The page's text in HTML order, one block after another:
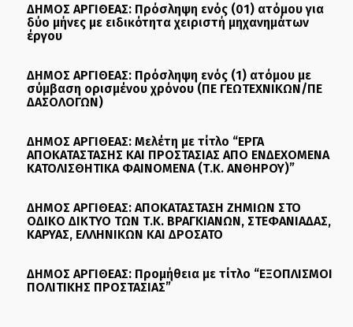
ΔΗΜΟΣ ΑΡΓΙΘΕΑΣ: Πρόσληψη ενός (01) ατόμου για
δύο μήνες με ειδικότητα χειριστή μηχανημάτων
έργου
ΔΗΜΟΣ ΑΡΓΙΘΕΑΣ: Πρόσληψη ενός (1) ατόμου με
σύμβαση ορισμένου χρόνου (ΠΕ ΓΕΩΤΕΧΝΙΚΩΝ/ΠΕ
ΔΑΣΟΛΟΓΩΝ)
ΔΗΜΟΣ ΑΡΓΙΘΕΑΣ: Μελέτη με τίτλο “ΕΡΓΑ
ΑΠΟΚΑΤΑΣΤΑΣΗΣ ΚΑΙ ΠΡΟΣΤΑΣΙΑΣ ΑΠΟ ΕΝΔΕΧΟΜΕΝΑ
ΚΑΤΟΛΙΣΘΗΤΙΚΑ ΦΑΙΝΟΜΕΝΑ (Τ.Κ. ΑΝΘΗΡΟΥ)”
ΔΗΜΟΣ ΑΡΓΙΘΕΑΣ: ΑΠΟΚΑΤΑΣΤΑΣΗ ΖΗΜΙΩΝ ΣΤΟ
ΟΔΙΚΟ ΔΙΚΤΥΟ ΤΩΝ Τ.Κ. ΒΡΑΓΚΙΑΝΩΝ, ΣΤΕΦΑΝΙΑΔΑΣ,
ΚΑΡΥΑΣ, ΕΛΛΗΝΙΚΩΝ ΚΑΙ ΔΡΟΣΑΤΟ
ΔΗΜΟΣ ΑΡΓΙΘΕΑΣ: Προμήθεια με τίτλο “ΕΞΟΠΛΙΣΜΟΙ
ΠΟΛΙΤΙΚΗΣ ΠΡΟΣΤΑΣΙΑΣ”